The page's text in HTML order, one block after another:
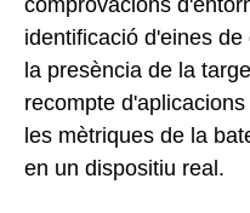
comprovacions
identificació d'eines
la presència de la
recompte
les mètriques de la
en un dispositiu real.